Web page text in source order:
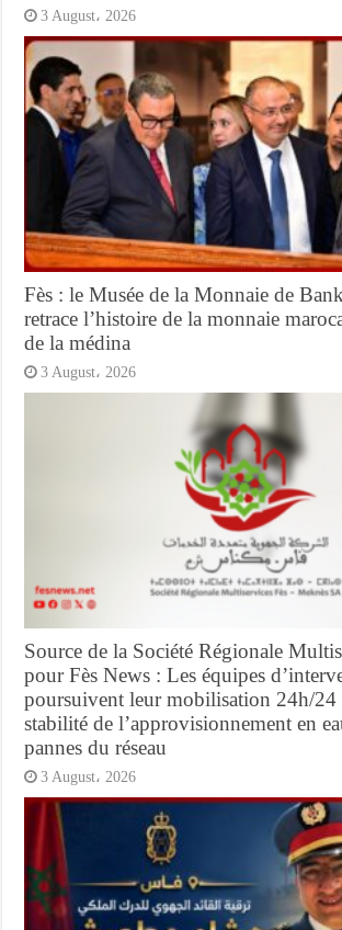
3 August، 2026
Fès : le Musée de la Monnaie de
retrace l’histoire de la monnaie
de la médina
3 August، 2026
Source de la Société Régionale
pour Fès News : Les équipes
poursuivent leur mobilisation 24h/24
stabilité de l’approvisionnement en
pannes du réseau
3 August، 2026